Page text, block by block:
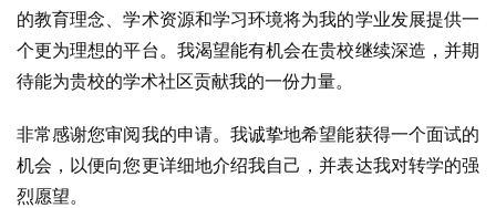
的教育理念、学术资源和学习环境将为我的学业发展提供一
个更为理想的平台。我渴望能有机会在贵校继续深造，并期
待能为贵校的学术社区贡献我的一份力量。
非常感谢您审阅我的申请。我诚挚地希望能获得一个面试的
机会，以便向您更详细地介绍我自己，并表达我对转学的强
烈愿望。